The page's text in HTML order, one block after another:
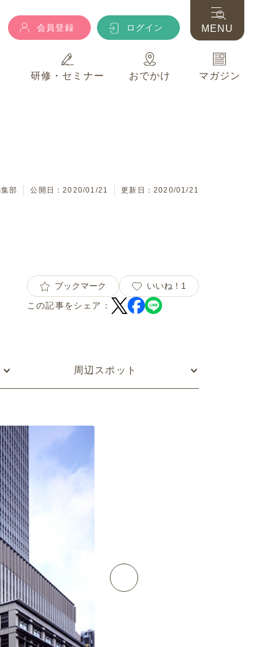
会員登録 ログイン
研修・セミナー おでかけ マガジン
MENU
部 公開日：2020/01/21 更新日：2020/01/21
ブックマーク いいね！ 1
この記事をシェア：
周辺スポット